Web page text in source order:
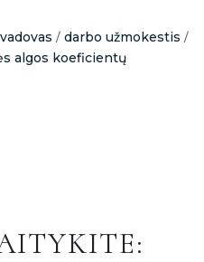
/ darbo užmokestis /
algos koeficientų